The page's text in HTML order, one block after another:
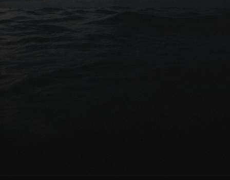
Prêt à protéger financièrement